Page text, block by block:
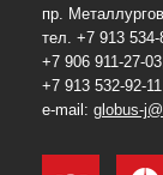
пр.
тел. +7 913 534-
+7 906 911-27-03,
+7 913 532-92-11
e-mail: globus-